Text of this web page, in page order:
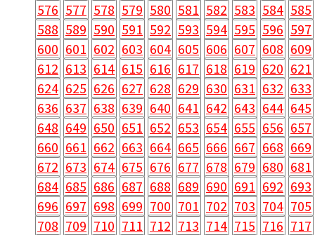
576 577 578 579 580 581 582 583 584 585
588 589 590 591 592 593 594 595 596 597
600 601 602 603 604 605 606 607 608 609
612 613 614 615 616 617 618 619 620 621
624 625 626 627 628 629 630 631 632 633
636 637 638 639 640 641 642 643 644 645
648 649 650 651 652 653 654 655 656 657
660 661 662 663 664 665 666 667 668 669
672 673 674 675 676 677 678 679 680 681
684 685 686 687 688 689 690 691 692 693
696 697 698 699 700 701 702 703 704 705
708 709 710 711 712 713 714 715 716 717